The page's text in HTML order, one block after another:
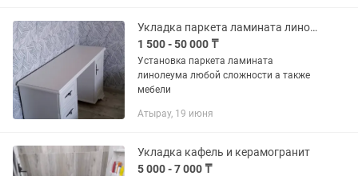
Электромонтаж...
Укладка паркета ламината линолеума установка плинтусовполочных
1 500 - 50 000 ₸
Установка паркета ламината
линолеума любой сложности а также
мебели
Атырау, 19 июня
Укладка кафель и керамогранит
5 000 - 7 000 ₸